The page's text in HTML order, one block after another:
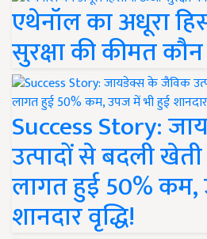
एथेनॉल का अधूरा
सुरक्षा की कीमत
Success Story:
उत्पादों से बदली
लागत हुई 50% कम,
शानदार वृद्धि!